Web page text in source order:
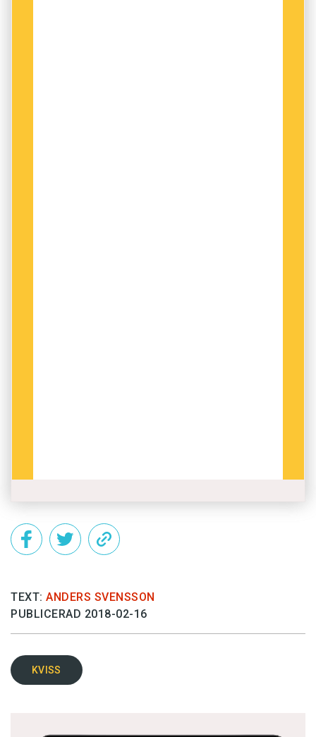
TEXT: ANDERS SVENSSON
PUBLICERAD 2018-02-16
KVISS